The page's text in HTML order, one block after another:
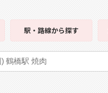
駅・路線から探す